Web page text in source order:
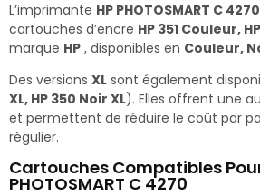
L’imprimante HP PHOTOSMART C 4270
cartouches d’encre HP 351 Couleur,
marque HP , disponibles en Couleur,
Des versions XL sont également
XL, HP 350 Noir XL). Elles offrent une
et permettent de réduire le coût par
régulier.
Cartouches Compatibles
PHOTOSMART C 4270